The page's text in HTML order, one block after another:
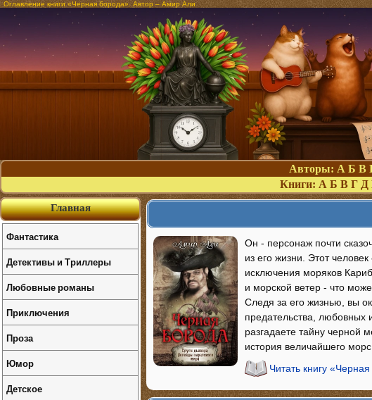
Оглавление книги «Черная борода». Автор – Амир Али
Авторы: А Б В
Книги: А Б В Г Д
Он - персонаж почти
из его жизни. Этот
исключения моряков
и морской ветер - что
Следя за его жизнью, вы
предательства, любовных
разгадаете тайну черной
история величайшего
Читать книгу
Главная
Фантастика
Детективы и Триллеры
Любовные романы
Приключения
Проза
Юмор
Детское